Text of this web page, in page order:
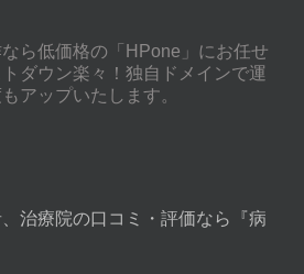
ら低価格の「HPone」にお任せ
ダウン楽々！独自ドメインで運
アップいたします。
治療院の口コミ・評価なら『病